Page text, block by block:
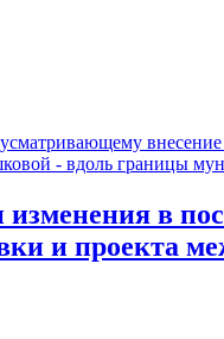
- вдоль границы
в
и проекта